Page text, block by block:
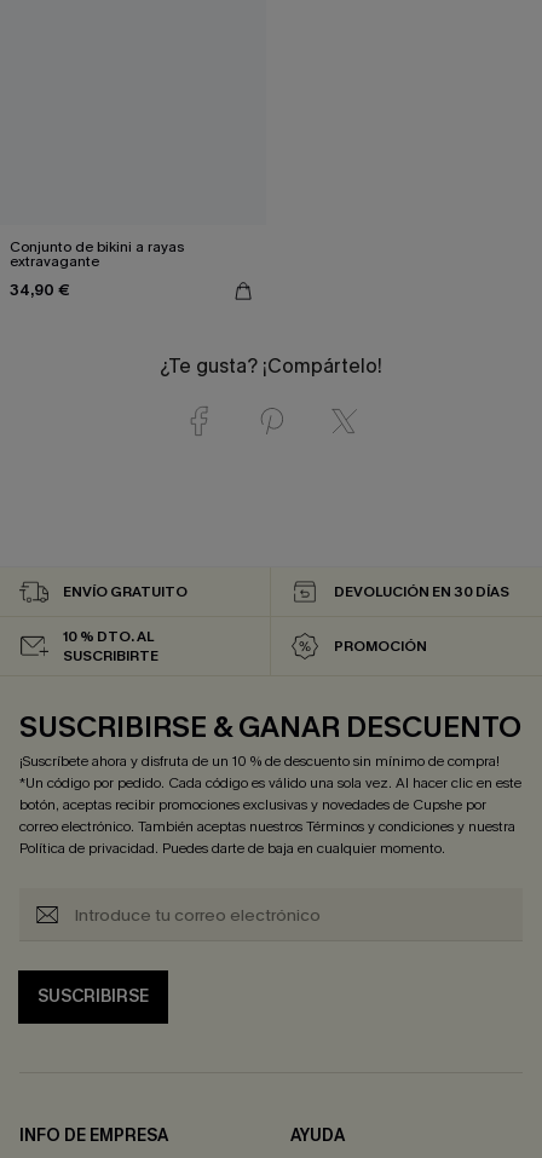
Conjunto de bikini a rayas
extravagante
34,90 €
¿Te gusta? ¡Compártelo!
ENVÍO GRATUITO DEVOLUCIÓN EN 30 DÍAS
10 % DTO. AL
SUSCRIBIRTE
PROMOCIÓN
SUSCRIBIRSE & GANAR DESCUENTO
¡Suscríbete ahora y disfruta de un 10 % de descuento sin mínimo de compra!
*Un código por pedido. Cada código es válido una sola vez. Al hacer clic en este
botón, aceptas recibir promociones exclusivas y novedades de Cupshe por
correo electrónico. También aceptas nuestrosTérminos y condicionesy nuestra
Política de privacidad. Puedes darte de baja en cualquier momento.
SUSCRIBIRSE
INFO DE EMPRESA
AYUDA